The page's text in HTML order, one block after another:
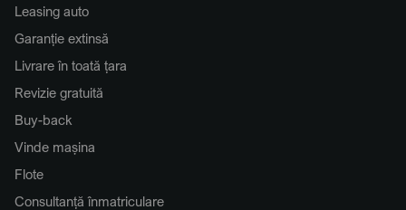
Leasing auto
Garanție extinsă
Livrare în toată țara
Revizie gratuită
Buy-back
Vinde mașina
Flote
Consultanță înmatriculare